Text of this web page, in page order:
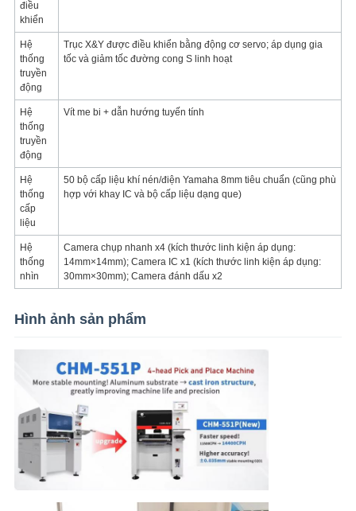
điều
khiển
Hệ
thống
truyền
động
Trục X&Y được điều khiển bằng động cơ servo; áp dụng gia
tốc và giảm tốc đường cong S linh hoạt
Hệ
thống
truyền
động
Vít me bi + dẫn hướng tuyến tính
Hệ
thống
cấp
liệu
50 bộ cấp liệu khí nén/điện Yamaha 8mm tiêu chuẩn (cũng phù
hợp với khay IC và bộ cấp liệu dạng que)
Hệ
thống
nhìn
Camera chụp nhanh x4 (kích thước linh kiện áp dụng:
14mm×14mm); Camera IC x1 (kích thước linh kiện áp dụng:
30mm×30mm); Camera đánh dấu x2
Hình ảnh sản phẩm